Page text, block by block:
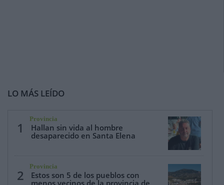
LO MÁS LEÍDO
1
Provincia
Hallan sin vida al hombre
desaparecido en Santa Elena
2
Provincia
Estos son 5 de los pueblos con
menos vecinos de la provincia de